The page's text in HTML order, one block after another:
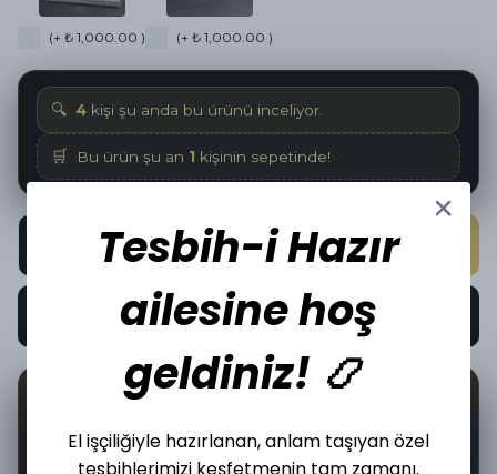
(+ ₺ 1,000.00 ) (+ ₺ 1,000.00 )
🔍 4 kişi şu anda bu ürünü inceliyor.
🛒 Bu ürün şu an 1 kişinin sepetinde!
SEPETE EKLE
HEMEN AL
İncelediğiniz üründen bugün
Tesbih-i Hazır
ailesine hoş
geldiniz! 📿
El işçiliğiyle hazırlanan, anlam taşıyan özel